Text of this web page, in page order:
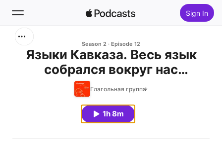
Sign In
Home
Season 2 Episode 12
Языки Кавказа. Весь язык
собрался вокруг нас
(аудиоверсия)
Глагольная группа
1h 8m